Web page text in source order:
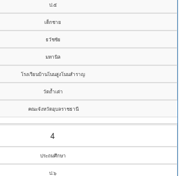
ป.๕
เด็กชาย
ธวัชชัย
มหานิล
โรงเรียนบ้านโนนสูงโนนสำราญ
วัดถ้ำเต่า
คณะจังหวัดอุบลราชธานี
4
ประถมศึกษา
ป.๖